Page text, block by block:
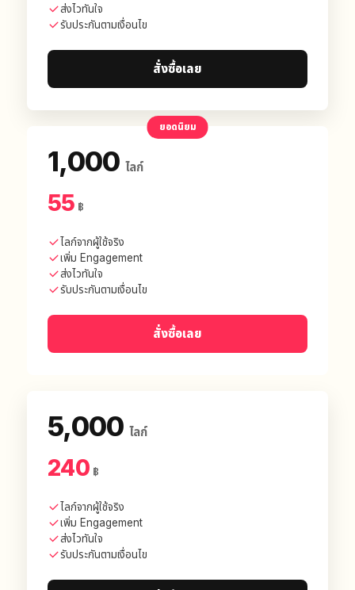
ส่งไวทันใจ
รับประกันตามเงื่อนไข
สั่งซื้อเลย
ยอดนิยม
1,000 ไลก์
55 ฿
ไลก์จากผู้ใช้จริง
เพิ่ม Engagement
ส่งไวทันใจ
รับประกันตามเงื่อนไข
สั่งซื้อเลย
5,000 ไลก์
240 ฿
ไลก์จากผู้ใช้จริง
เพิ่ม Engagement
ส่งไวทันใจ
รับประกันตามเงื่อนไข